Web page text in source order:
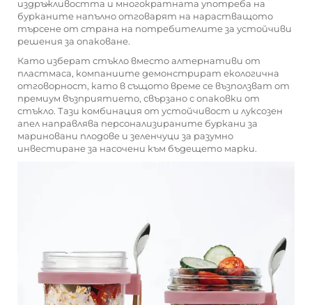
издръжливостта и многократната употреба на
бурканите напълно отговарят на нарастващото
търсене от страна на потребителите за устойчиви
решения за опаковане.
Като изберат стъкло вместо алтернативи от
пластмаса, компаниите демонстрират екологична
отговорност, като в същото време се възползват от
премиум възприятието, свързано с опаковки от
стъкло. Тази комбинация от устойчивост и луксозен
апел направлява персонализираните буркани за
мариновани плодове и зеленчуци за разумно
инвестиране за насочени към бъдещето марки.